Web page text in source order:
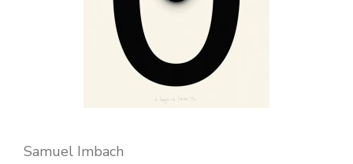
Samuel Imbach